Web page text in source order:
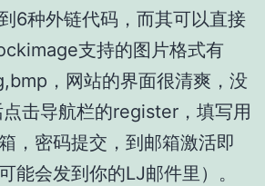
6种外链代码，而其可以直接
支持的图片格式有
，网站的界面很清爽，没
击导航栏的register，填写用
，密码提交，到邮箱激活即
能会发到你的LJ邮件里）。